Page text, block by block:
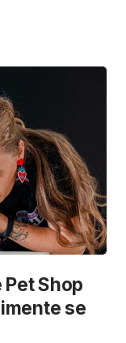
Shop
se